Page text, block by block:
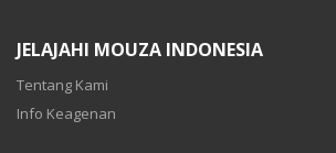
JELAJAHI MOUZA INDONESIA
Tentang Kami
Info Keagenan